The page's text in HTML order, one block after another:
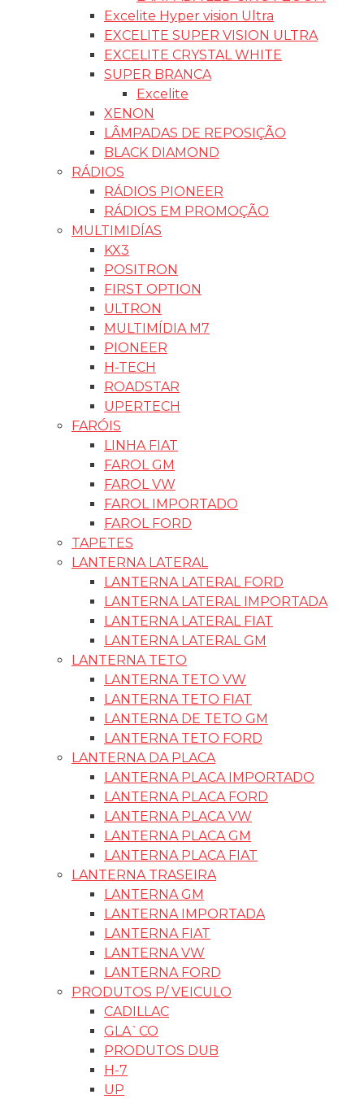
Excelite Hyper vision Ultra
EXCELITE SUPER VISION ULTRA
EXCELITE CRYSTAL WHITE
SUPER BRANCA
Excelite
XENON
LÂMPADAS DE REPOSIÇÃO
BLACK DIAMOND
RÁDIOS
RÁDIOS PIONEER
RÁDIOS EM PROMOÇÃO
MULTIMIDÍAS
KX3
POSITRON
FIRST OPTION
ULTRON
MULTIMÍDIA M7
PIONEER
H-TECH
ROADSTAR
UPERTECH
FARÓIS
LINHA FIAT
FAROL GM
FAROL VW
FAROL IMPORTADO
FAROL FORD
TAPETES
LANTERNA LATERAL
LANTERNA LATERAL FORD
LANTERNA LATERAL IMPORTADA
LANTERNA LATERAL FIAT
LANTERNA LATERAL GM
LANTERNA TETO
LANTERNA TETO VW
LANTERNA TETO FIAT
LANTERNA DE TETO GM
LANTERNA TETO FORD
LANTERNA DA PLACA
LANTERNA PLACA IMPORTADO
LANTERNA PLACA FORD
LANTERNA PLACA VW
LANTERNA PLACA GM
LANTERNA PLACA FIAT
LANTERNA TRASEIRA
LANTERNA GM
LANTERNA IMPORTADA
LANTERNA FIAT
LANTERNA VW
LANTERNA FORD
PRODUTOS P/ VEICULO
CADILLAC
GLA`CO
PRODUTOS DUB
H-7
UP